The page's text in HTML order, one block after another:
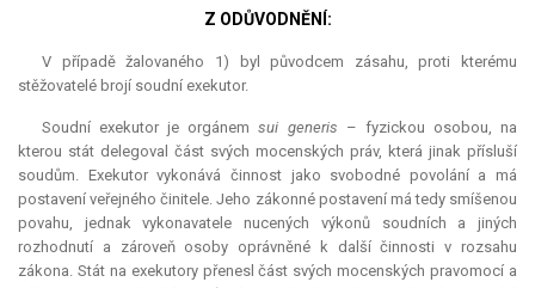
Z ODŮVODNĚNÍ:
V případě žalovaného 1) byl původcem zásahu, proti kterému
stěžovatelé brojí soudní exekutor.
Soudní exekutor je orgánemsui generis – fyzickou osobou, na
kterou stát delegoval část svých mocenských práv, která jinak přísluší
soudům. Exekutor vykonává činnost jako svobodné povolání a má
postavení veřejného činitele. Jeho zákonné postavení má tedy smíšenou
povahu, jednak vykonavatele nucených výkonů soudních a jiných
rozhodnutí a zároveň osoby oprávněné k další činnosti v rozsahu
zákona. Stát na exekutory přenesl část svých mocenských pravomocí a